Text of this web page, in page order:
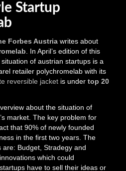
Startup
Forbes Austriawrites about
. In April’s edition of this
of austrian startups is a
retailer polychromelab with its
reversible jacketis under top 20
about the situation of
market. The key problem for
that 90% of newly founded
in the first two years. The
Budget, Stradegy and
which could
have to sell their ideas or